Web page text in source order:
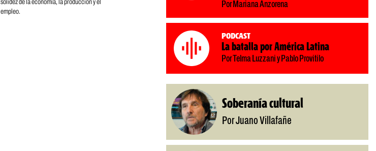
solidez de la economía, la producción y el
empleo.
Por Mariana Anzorena
Podcast
La batalla por América Latina
Por Telma Luzzani y Pablo Provitilo
Soberanía cultural
Por Juano Villafañe